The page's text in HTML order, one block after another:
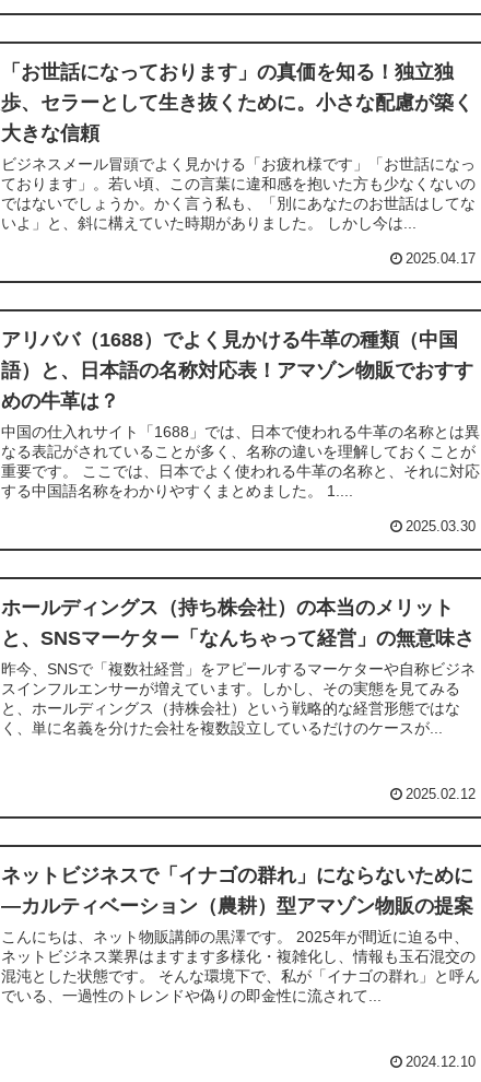
「お世話になっております」の真価を知る！独立独
歩、セラーとして生き抜くために。小さな配慮が築く
大きな信頼
ビジネスメール冒頭でよく見かける「お疲れ様です」「お世話になっ
ております」。若い頃、この言葉に違和感を抱いた方も少なくないの
ではないでしょうか。かく言う私も、「別にあなたのお世話はしてな
いよ」と、斜に構えていた時期がありました。 しかし今は...
2025.04.17
アリババ（1688）でよく見かける牛革の種類（中国
語）と、日本語の名称対応表！アマゾン物販でおすす
めの牛革は？
中国の仕入れサイト「1688」では、日本で使われる牛革の名称とは異
なる表記がされていることが多く、名称の違いを理解しておくことが
重要です。 ここでは、日本でよく使われる牛革の名称と、それに対応
する中国語名称をわかりやすくまとめました。 1....
2025.03.30
ホールディングス（持ち株会社）の本当のメリット
と、SNSマーケター「なんちゃって経営」の無意味さ
昨今、SNSで「複数社経営」をアピールするマーケターや自称ビジネ
スインフルエンサーが増えています。しかし、その実態を見てみる
と、ホールディングス（持株会社）という戦略的な経営形態ではな
く、単に名義を分けた会社を複数設立しているだけのケースが...
2025.02.12
ネットビジネスで「イナゴの群れ」にならないために
―カルティベーション（農耕）型アマゾン物販の提案
こんにちは、ネット物販講師の黒澤です。 2025年が間近に迫る中、
ネットビジネス業界はますます多様化・複雑化し、情報も玉石混交の
混沌とした状態です。 そんな環境下で、私が「イナゴの群れ」と呼ん
でいる、一過性のトレンドや偽りの即金性に流されて...
2024.12.10